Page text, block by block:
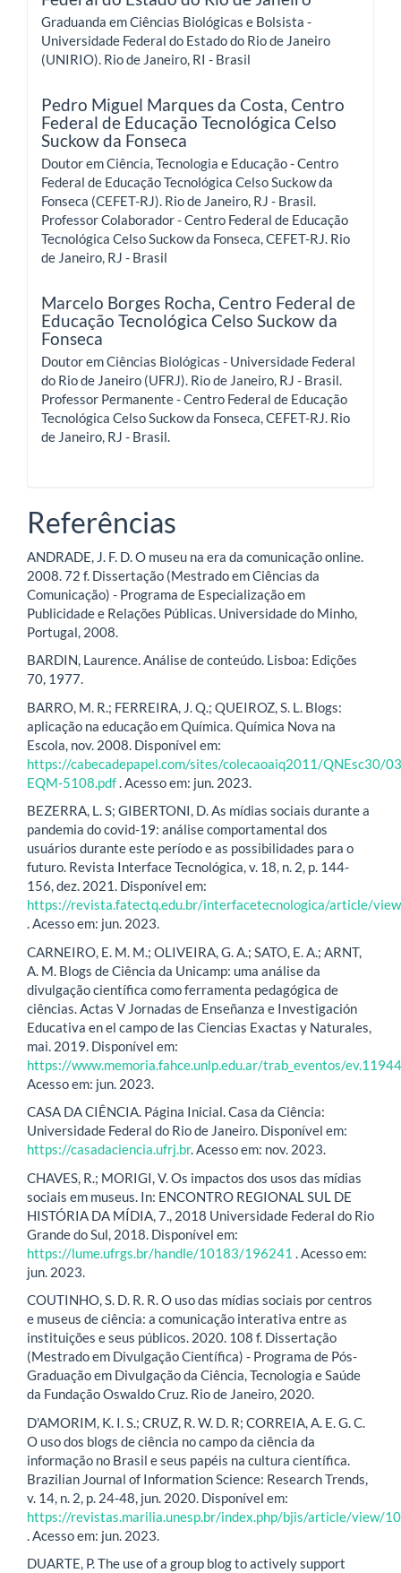
Graduanda em Ciências Biológicas e Bolsista -
Universidade Federal do Estado do Rio de Janeiro
(UNIRIO). Rio de Janeiro, RI - Brasil
Pedro Miguel Marques da Costa, Centro
Federal de Educação Tecnológica Celso
Suckow da Fonseca
Doutor em Ciência, Tecnologia e Educação - Centro
Federal de Educação Tecnológica Celso Suckow da
Fonseca (CEFET-RJ). Rio de Janeiro, RJ - Brasil.
Professor Colaborador - Centro Federal de Educação
Tecnológica Celso Suckow da Fonseca, CEFET-RJ. Rio
de Janeiro, RJ - Brasil
Marcelo Borges Rocha, Centro Federal de
Educação Tecnológica Celso Suckow da
Fonseca
Doutor em Ciências Biológicas - Universidade Federal
do Rio de Janeiro (UFRJ). Rio de Janeiro, RJ - Brasil.
Professor Permanente - Centro Federal de Educação
Tecnológica Celso Suckow da Fonseca, CEFET-RJ. Rio
de Janeiro, RJ - Brasil.
Referências
ANDRADE, J. F. D. O museu na era da comunicação online.
2008. 72 f. Dissertação (Mestrado em Ciências da
Comunicação) - Programa de Especialização em
Publicidade e Relações Públicas. Universidade do Minho,
Portugal, 2008.
BARDIN, Laurence. Análise de conteúdo. Lisboa: Edições
70, 1977.
BARRO, M. R.; FERREIRA, J. Q.; QUEIROZ, S. L. Blogs:
aplicação na educação em Química. Química Nova na
Escola, nov. 2008. Disponível em:
https://cabecadepapel.com/sites/colecaoaiq2011/QNEsc30/
EQM-5108.pdf. Acesso em: jun. 2023.
BEZERRA, L. S; GIBERTONI, D. As mídias sociais durante a
pandemia do covid-19: análise comportamental dos
usuários durante este período e as possibilidades para o
futuro. Revista Interface Tecnológica, v. 18, n. 2, p. 144-
156, dez. 2021. Disponível em:
https://revista.fatectq.edu.br/interfacetecnologica/article/
. Acesso em: jun. 2023.
CARNEIRO, E. M. M.; OLIVEIRA, G. A.; SATO, E. A.; ARNT,
A. M. Blogs de Ciência da Unicamp: uma análise da
divulgação científica como ferramenta pedagógica de
ciências. Actas V Jornadas de Enseñanza e Investigación
Educativa en el campo de las Ciencias Exactas y Naturales,
mai. 2019. Disponível em:
https://www.memoria.fahce.unlp.edu.ar/trab_eventos/
Acesso em: jun. 2023.
CASA DA CIÊNCIA. Página Inicial. Casa da Ciência:
Universidade Federal do Rio de Janeiro. Disponível em:
https://casadaciencia.ufrj.br. Acesso em: nov. 2023.
CHAVES, R.; MORIGI, V. Os impactos dos usos das mídias
sociais em museus. In: ENCONTRO REGIONAL SUL DE
HISTÓRIA DA MÍDIA, 7., 2018 Universidade Federal do Rio
Grande do Sul, 2018. Disponível em:
https://lume.ufrgs.br/handle/10183/196241 . Acesso em:
jun. 2023.
COUTINHO, S. D. R. R. O uso das mídias sociais por centros
e museus de ciência: a comunicação interativa entre as
instituições e seus públicos. 2020. 108 f. Dissertação
(Mestrado em Divulgação Científica) - Programa de Pós-
Graduação em Divulgação da Ciência, Tecnologia e Saúde
da Fundação Oswaldo Cruz. Rio de Janeiro, 2020.
D'AMORIM, K. I. S.; CRUZ, R. W. D. R; CORREIA, A. E. G. C.
O uso dos blogs de ciência no campo da ciência da
informação no Brasil e seus papéis na cultura científica.
Brazilian Journal of Information Science: Research Trends,
v. 14, n. 2, p. 24-48, jun. 2020. Disponível em:
https://revistas.marilia.unesp.br/index.php/bjis/article/view/
. Acesso em: jun. 2023.
DUARTE, P. The use of a group blog to actively support